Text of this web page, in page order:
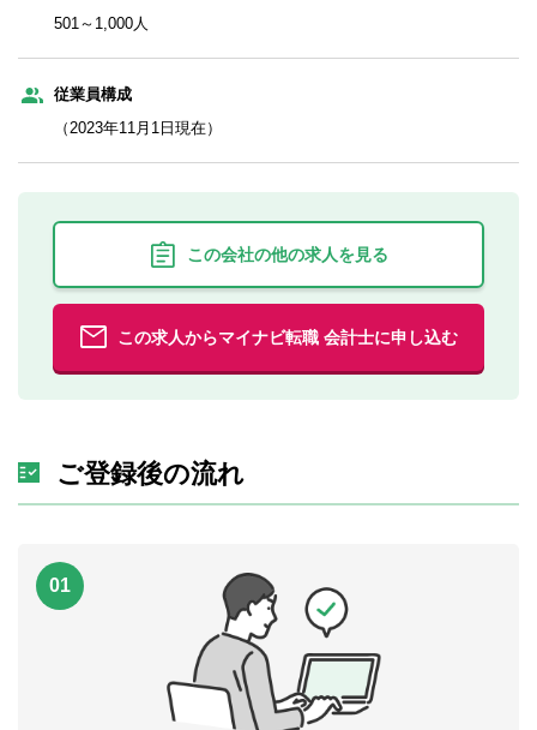
501～1,000人
従業員構成
（2023年11月1日現在）
この会社の他の求人を見る
この求人からマイナビ転職 会計士に申し込む
ご登録後の流れ
01